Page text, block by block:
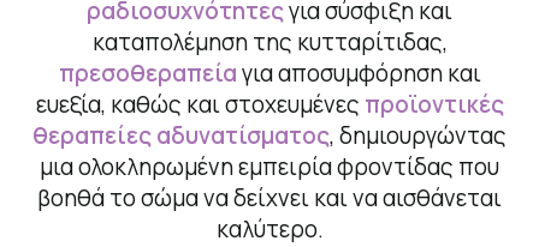
ραδιοσυχνότητεςγια σύσφιξη και
καταπολέμηση της κυτταρίτιδας,
πρεσοθεραπείαγια αποσυμφόρηση και
ευεξία, καθώς και στοχευμένες προϊοντικές
θεραπείες αδυνατίσματος, δημιουργώντας
μια ολοκληρωμένη εμπειρία φροντίδας που
βοηθά το σώμα να δείχνει και να αισθάνεται
καλύτερο.